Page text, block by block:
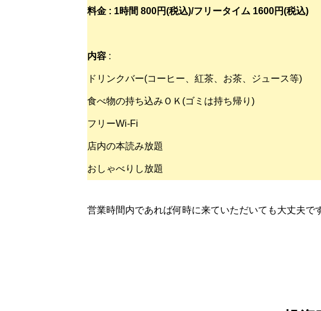
料金 : 1時間 800円(税込)/フリータイム 1600円(税込)
内容 :
ドリンクバー(コーヒー、紅茶、お茶、ジュース等)
食べ物の持ち込みＯＫ(ゴミは持ち帰り)
フリーWi-Fi
店内の本読み放題
おしゃべりし放題
営業時間内であれば何時に来ていただいても大丈夫で